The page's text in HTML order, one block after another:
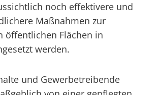
noch effektivere und
Maßnahmen zur
öffentlichen Flächen in
werden.
und Gewerbetreibende